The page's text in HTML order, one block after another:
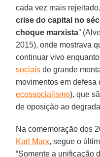
cada vez mais
crise do capital no
choque marxista”
2015), onde mostrava
continuar vivo
sociais de grande
movimentos em defesa
ecossocialismo), que
de oposição ao
Na comemoração dos
Karl Marx, segue o
“Somente a unificação